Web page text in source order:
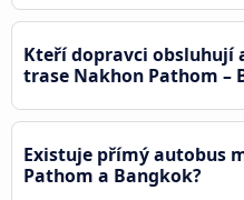
Kteří dopravci obsluhují
trase Nakhon Pathom –
Existuje přímý autobus
Pathom a Bangkok?